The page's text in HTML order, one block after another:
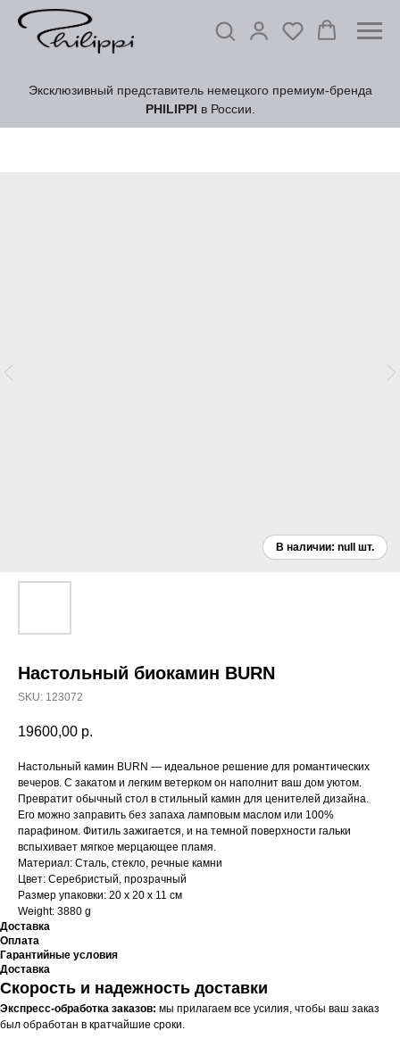
Эксклюзивный представитель немецкого премиум-бренда
PHILIPPI в России.
Настольный биокамин BURN
SKU: 123072
19600,00 р.
Настольный камин BURN — идеальное решение для романтических
вечеров. С закатом и легким ветерком он наполнит ваш дом уютом.
Превратит обычный стол в стильный камин для ценителей дизайна.
Его можно заправить без запаха ламповым маслом или 100%
парафином. Фитиль зажигается, и на темной поверхности гальки
вспыхивает мягкое мерцающее пламя.
Материал: Сталь, стекло, речные камни
Цвет: Серебристый, прозрачный
Размер упаковки: 20 х 20 х 11 см
Weight: 3880 g
Доставка
Оплата
Гарантийные условия
Доставка
Скорость и надежность доставки
Экспресс-обработка заказов: мы прилагаем все усилия, чтобы ваш заказ
был обработан в кратчайшие сроки.